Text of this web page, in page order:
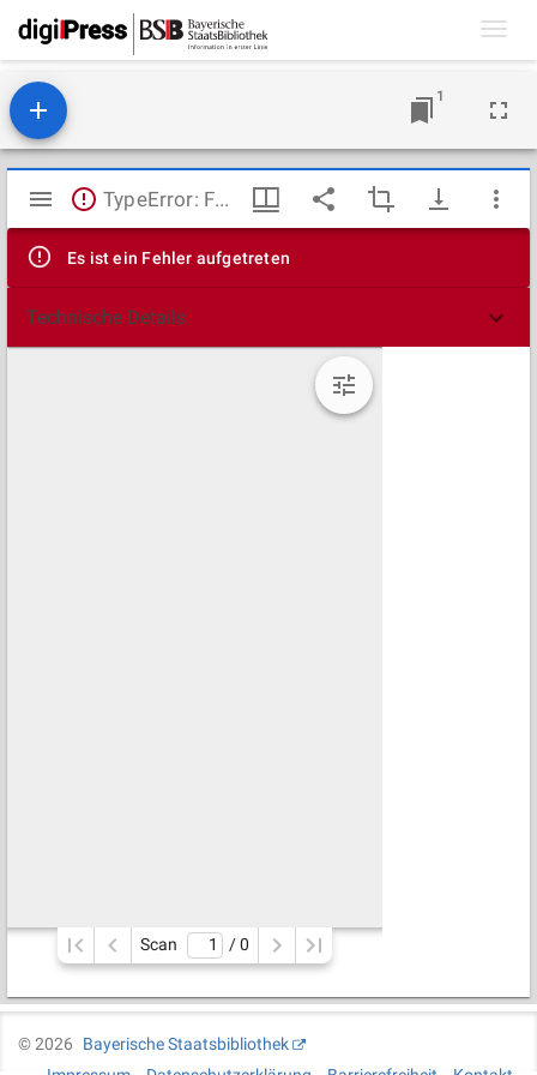
1
Mirador
Viewer
TypeError: Failed to fetch
Es ist ein Fehler aufgetreten
Technische Details
Scan / 0
©2026
Bayerische Staatsbibliothek